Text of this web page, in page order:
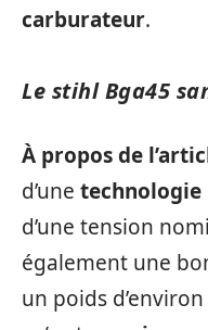
carburateur.
Le stihl Bga45
À propos de
d’une technologie
d’une tension
également une
un poids